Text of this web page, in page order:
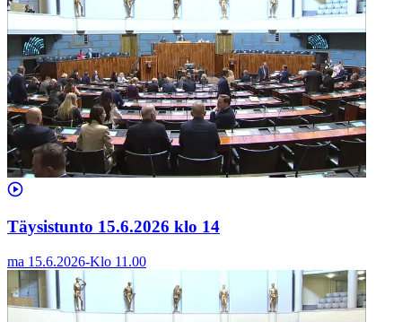
Täysistunto 15.6.2026 klo 14
ma 15.6.2026-Klo 11.00